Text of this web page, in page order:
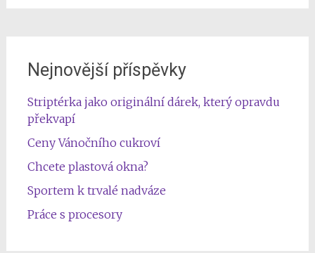
Nejnovější příspěvky
Striptérka jako originální dárek, který opravdu
překvapí
Ceny Vánočního cukroví
Chcete plastová okna?
Sportem k trvalé nadváze
Práce s procesory